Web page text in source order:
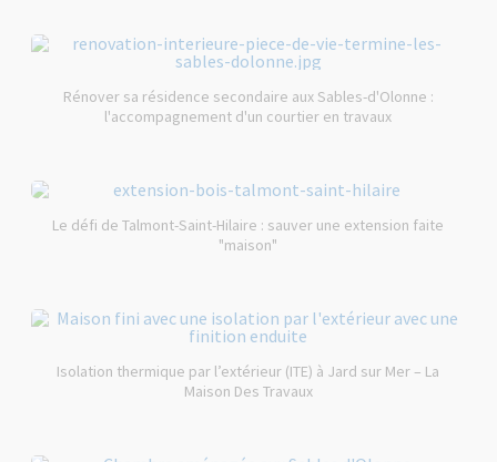
Rénover sa résidence secondaire aux Sables-d'Olonne :
l'accompagnement d'un courtier en travaux
Le défi de Talmont-Saint-Hilaire : sauver une extension faite
"maison"
Isolation thermique par l’extérieur (ITE) à Jard sur Mer – La
Maison Des Travaux